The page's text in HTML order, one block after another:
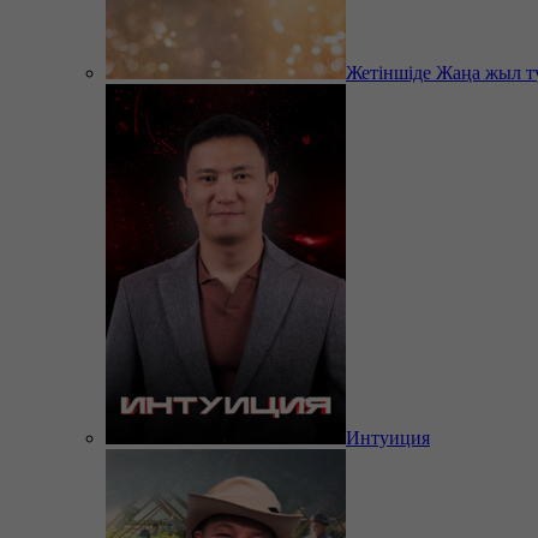
Жетіншіде Жаңа жыл
Интуиция